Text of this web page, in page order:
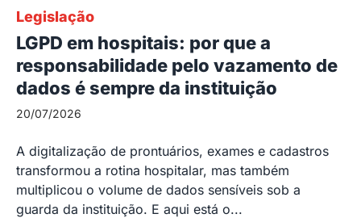
Legislação
LGPD em hospitais: por que a
responsabilidade pelo vazamento de
dados é sempre da instituição
20/07/2026
A digitalização de prontuários, exames e cadastros
transformou a rotina hospitalar, mas também
multiplicou o volume de dados sensíveis sob a
guarda da instituição. E aqui está o...